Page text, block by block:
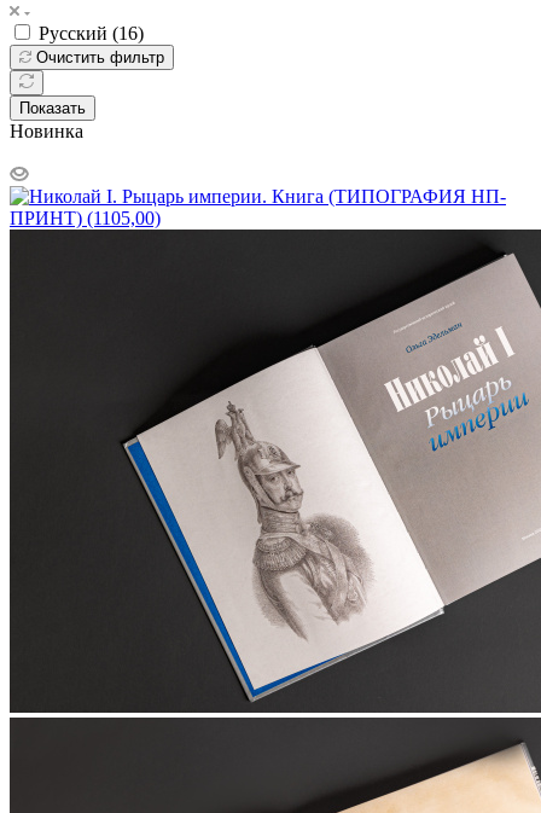
Русский (16)
Очистить фильтр
Показать
Новинка